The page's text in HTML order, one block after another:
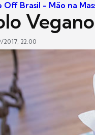
Off Brasil - Mão na
22:00